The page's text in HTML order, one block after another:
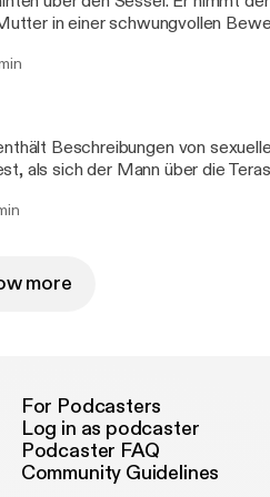
in einer schwungvollen
zusammen. Es dauert nicht
Beschreibungen von
als sich der Mann über die
und ihr mit der anderen Hand
more
For Podcasters
Log in as podcaster
Podcaster FAQ
Community Guidelines